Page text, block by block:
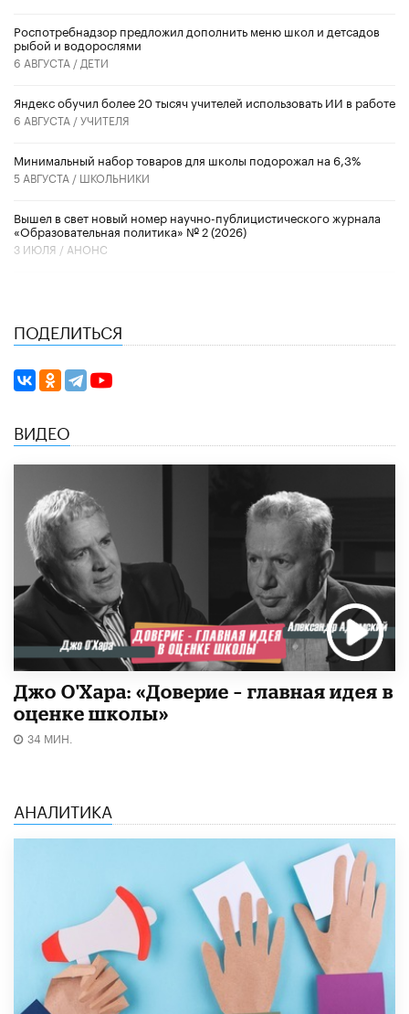
Роспотребнадзор предложил дополнить меню школ и детсадов
рыбой и водорослями
6 АВГУСТА / ДЕТИ
​Яндекс обучил более 20 тысяч учителей использовать ИИ в работе
6 АВГУСТА /УЧИТЕЛЯ
Минимальный набор товаров для школы подорожал на 6,3%
5 АВГУСТА / ШКОЛЬНИКИ
Вышел в свет новый номер научно-публицистического журнала
«Образовательная политика» № 2 (2026)
3 ИЮЛЯ / АНОНС
ПОДЕЛИТЬСЯ
ВИДЕО
Джо О'Хара: «Доверие – главная идея в
оценке школы»
34 МИН.
АНАЛИТИКА